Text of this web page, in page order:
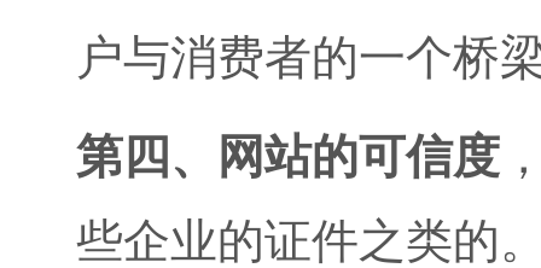
户与消费者的一个桥
第四、网站的可信度
些企业的证件之类的